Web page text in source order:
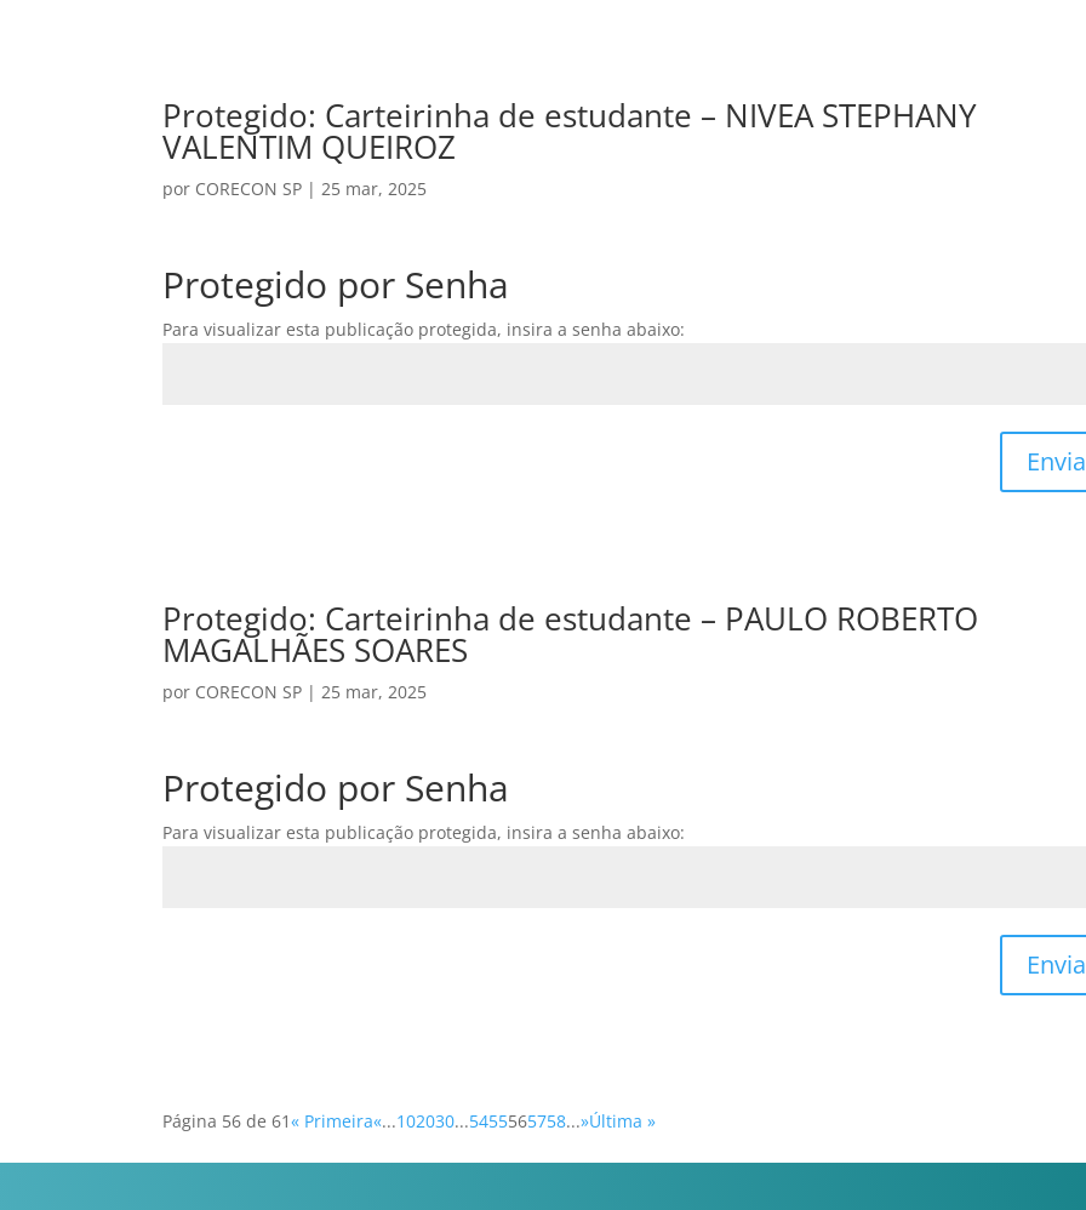
Protegido: Carteirinha de estudante – NIVEA STEPHANY
VALENTIM QUEIROZ
por CORECON SP |25 mar, 2025
Protegido por Senha
Para visualizar esta publicação protegida, insira a senha abaixo:
Protegido: Carteirinha de estudante – PAULO ROBERTO
MAGALHÃES SOARES
por CORECON SP |25 mar, 2025
Protegido por Senha
Para visualizar esta publicação protegida, insira a senha abaixo:
Página 56 de 61« Primeira«...102030...5455565758...»Última »